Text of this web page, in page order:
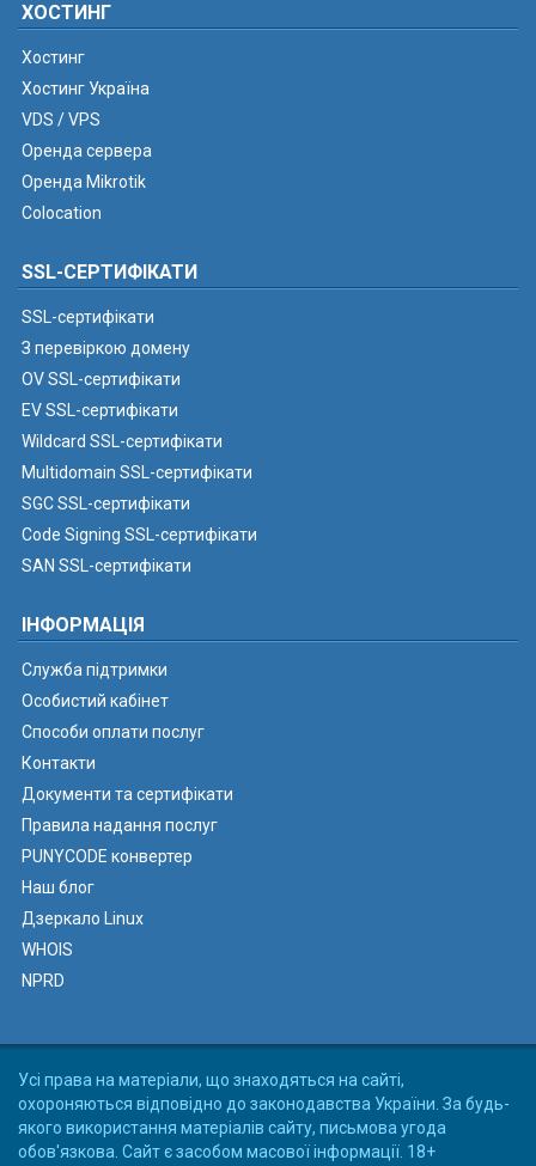
ХОСТИНГ
Хостинг
Хостинг Україна
VDS / VPS
Оренда сервера
Оренда Mikrotik
Colocation
SSL-СЕРТИФІКАТИ
SSL-сертифікати
З перевіркою домену
OV SSL-сертифікати
EV SSL-сертифікати
Wildcard SSL-сертифікати
Multidomain SSL-сертифікати
SGC SSL-сертифікати
Code Signing SSL-сертифікати
SAN SSL-сертифікати
ІНФОРМАЦІЯ
Служба підтримки
Особистий кабінет
Способи оплати послуг
Контакти
Документи та сертифікати
Правила надання послуг
PUNYCODE конвертер
Наш блог
Дзеркало Linux
WHOIS
NPRD
Усі права на матеріали, що знаходяться на сайті,
охороняються відповідно до законодавства України. За будь-
якого використання матеріалів сайту, письмова угода
обов'язкова. Сайт є засобом масової інформації. 18+